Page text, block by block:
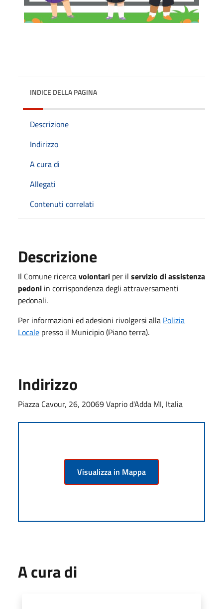
INDICE DELLA PAGINA
Descrizione
Indirizzo
A cura di
Allegati
Contenuti correlati
Descrizione
Il Comune ricercavolontari per il servizio di assistenza
pedoni in corrispondenza degli attraversamenti
pedonali.
Per informazioni ed adesioni rivolgersi alla Polizia
Locale presso il Municipio (Piano terra).
Indirizzo
Piazza Cavour, 26, 20069 Vaprio d'Adda MI, Italia
Visualizza in Mappa
A cura di